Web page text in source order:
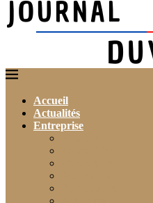
Accueil
Actualités
Entreprise